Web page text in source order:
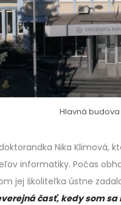
Hlavná budova
Nika Klimová,
informatiky. Počas
jej školiteľka ústne
časť, kedy som